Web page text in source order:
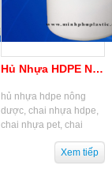
Hủ Nhựa HDPE Nông Dược
hủ nhựa hdpe nông
dược, chai nhựa hdpe,
chai nhựa pet, chai
nhựa bảo vệ thực vật,
chai nhựa dược phẩm